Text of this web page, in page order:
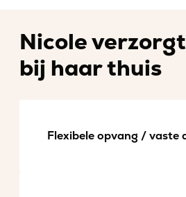
Nicole
bij haar thuis
Flexibele opvang / vaste